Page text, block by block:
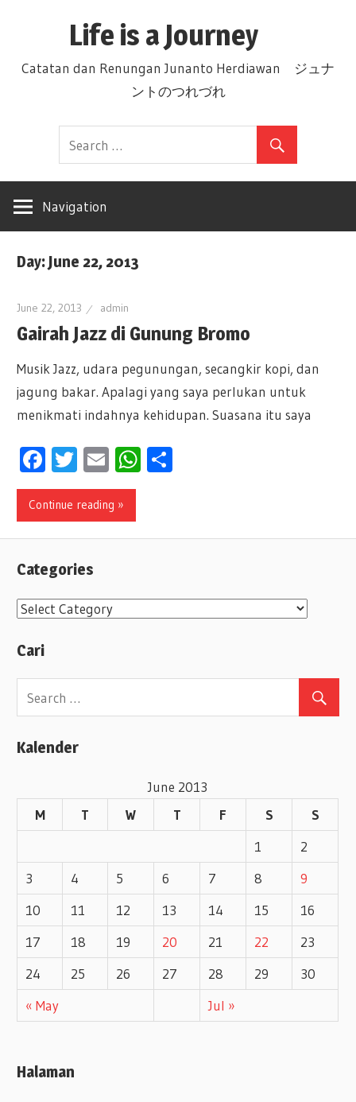
Life is a Journey
Catatan dan Renungan Junanto Herdiawan ジュナ
ントのつれづれ
Navigation
Day: June 22, 2013
June 22, 2013 admin
Gairah Jazz di Gunung Bromo
Musik Jazz, udara pegunungan, secangkir kopi, dan
jagung bakar. Apalagi yang saya perlukan untuk
menikmati indahnya kehidupan. Suasana itu saya
Facebook
Twitter
EmailWhatsApp
Continue reading »
Categories
C
t
e
r
Cari
Kalender
June 2013
M
T W T F S S
« May Jul »
1
2
3
4 5 6 7 8
9
10
11 12 13 14 15
16
17
18 19 20 21 22
23
24
25 26 27 28 29 30
Halaman